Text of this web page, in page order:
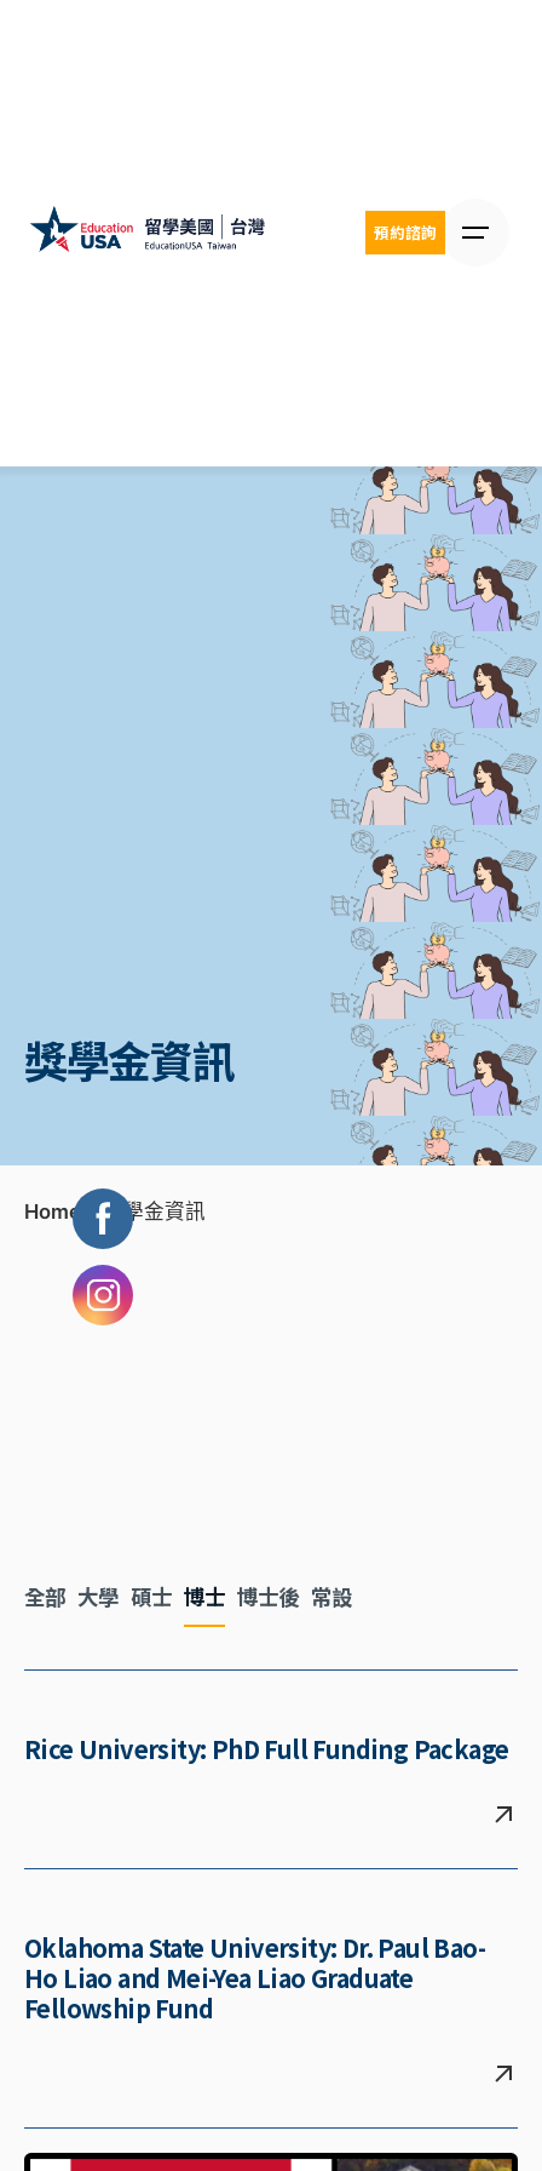
預約諮詢
獎學金資訊
Home 獎學金資訊
全部 大學 碩士 博士 博士後 常設
Rice University: PhD Full Funding Package
Oklahoma State University: Dr. Paul Bao-
Ho Liao and Mei-Yea Liao Graduate
Fellowship Fund